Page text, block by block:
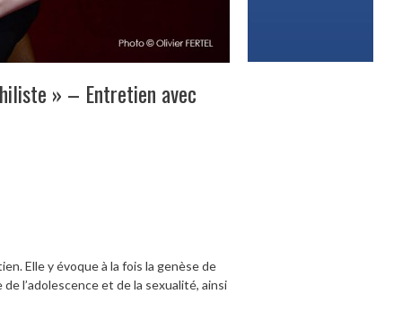
» – Entretien avec
Elle y évoque à la fois la genèse de
l’adolescence et de la sexualité, ainsi